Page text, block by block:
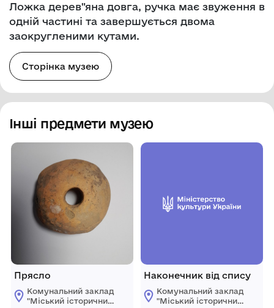
Ложка дерев"яна довга, ручка має звуження в
одній частині та завершується двома
заокругленими кутами.
Сторінка музею
Інші предмети музею
Прясло
Комунальний заклад
"Mіський історичний
Наконечник від спису
Комунальний заклад
"Mіський історичний